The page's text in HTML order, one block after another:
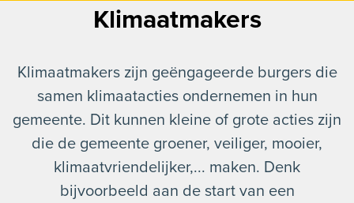
Klimaatmakers
Klimaatmakers zijn geëngageerde burgersdie
samen klimaatacties ondernemen in hun
gemeente. Dit kunnen kleine of grote acties zijn
die de gemeente groener, veiliger, mooier,
klimaatvriendelijker,... maken. Denk
bijvoorbeeld aan de start van een